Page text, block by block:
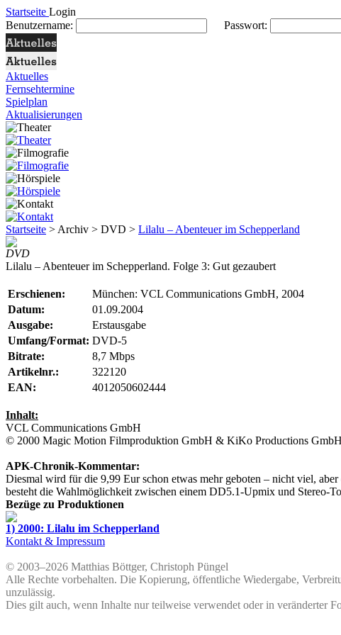
Startseite Login
Benutzername:
Passwort:
Aktuelles
Fernsehtermine
Spielplan
Aktualisierungen
Startseite > Archiv > DVD > Lilalu – Abenteuer im Schepperland
DVD
Lilalu – Abenteuer im Schepperland. Folge 3: Gut gezaubert
Erschienen:
München: VCL Communications GmbH, 2004
Datum:
01.09.2004
Ausgabe:
Erstausgabe
Umfang/Format: DVD-5
Bitrate:
8,7 Mbps
Artikelnr.:
322120
EAN:
4012050602444
Inhalt:
VCL Communications GmbH
© 2000 Magic Motion Filmproduktion GmbH & KiKo Productions GmbH
APK-Chronik-Kommentar:
Diesmal wird für die 9,99 Eur schon etwas mehr geboten – nicht viel,
besteht die Wahlmöglichkeit zwischen einem DD5.1-Upmix und Stereo-
Bezüge zu Produktionen
1) 2000: Lilalu im Schepperland
Kontakt & Impressum
© 2003–2026 Matthias Böttger, Christoph Püngel
Alle Rechte vorbehalten. Die Kopierung, öffentliche Wiedergabe,
unzulässig.
Dies gilt auch, wenn Inhalte nur teilweise verwendet oder in veränderter